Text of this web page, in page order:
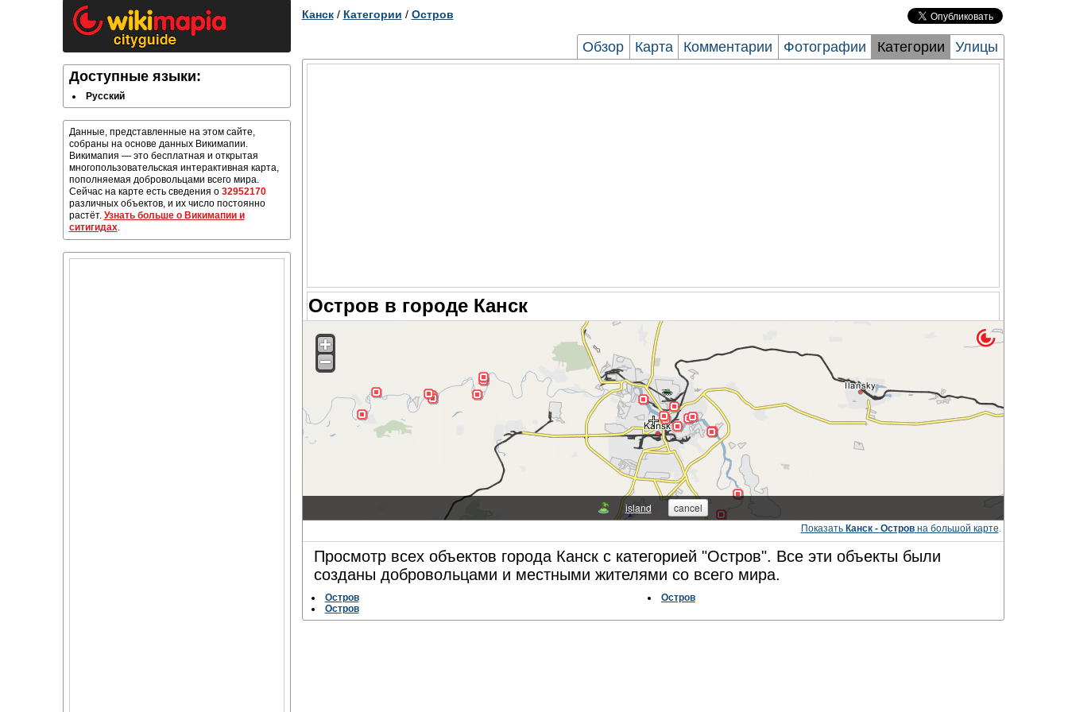
Доступные языки:
Русский
Данные, представленные на этом сайте,
собраны на основе данных Викимапии.
Викимапия — это бесплатная и открытая
многопользовательская интерактивная карта,
пополняемая добровольцами всего мира.
Сейчас на карте есть сведения о 32952170
различных объектов, и их число постоянно
растёт. Узнать больше о Викимапии и
ситигидах.
Канск/ Категории / Остров
Обзор Карта Комментарии Фотографии Категории Улицы
Остров в городе Канск
Показать Канск - Островна большой карте.
Просмотр всех объектов города Канск с категорией "Остров". Все эти объекты были
созданы добровольцами и местными жителями со всего мира.
Остров
Остров
Остров